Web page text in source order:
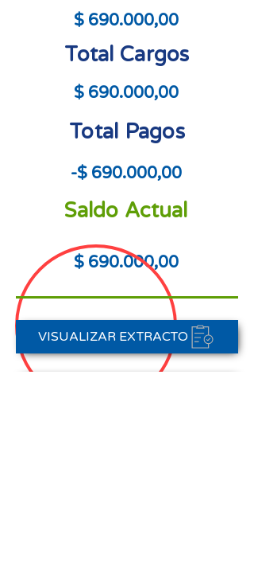
$ 690.000,00
Total Cargos
$ 690.000,00
Total Pagos
-$ 690.000,00
Saldo Actual
$ 690.000,00
VISUALIZAR EXTRACTO